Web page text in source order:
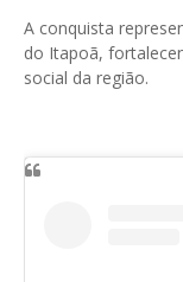
A conquista
do Itapoã,
social da região.